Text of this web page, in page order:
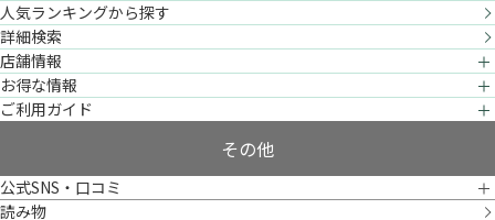
人気ランキングから探す
詳細検索
店舗情報
お得な情報
ご利用ガイド
その他
公式SNS・口コミ
読み物